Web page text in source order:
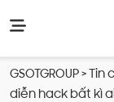
GSOTGROUP > Tin
diễn hack bất kì